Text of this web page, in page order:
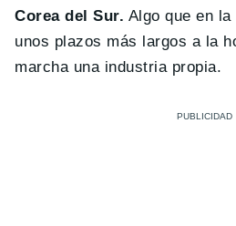
Corea del Sur. Algo que en
unos plazos más largos a la
marcha una industria propia.